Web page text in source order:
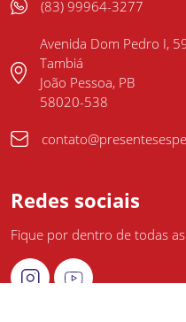
(83) 99964-3277
Avenida Dom Pedro I,
Tambiá
João Pessoa, PB
58020-538
Redes sociais
Fique por dentro de todas